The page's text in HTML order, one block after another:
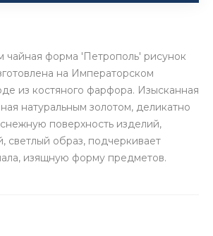
форма 'Петрополь' рисунок
на Императорском
из костяного фарфора. Изысканная
натуральным золотом, деликатно
поверхность изделий,
светлый образ, подчеркивает
изящную форму предметов.